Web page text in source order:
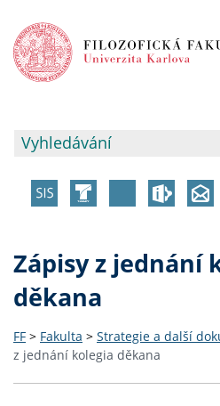
Zápisy z jednání
děkana
FF > Fakulta > Strategie a další
z jednání kolegia děkana